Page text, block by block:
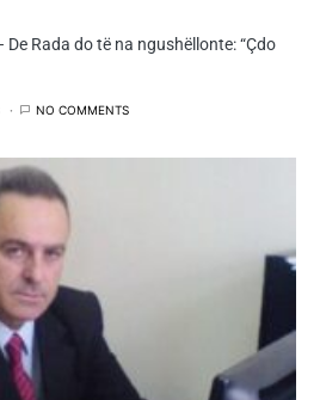
Rada do të na ngushëllonte: “Çdo
NO COMMENTS